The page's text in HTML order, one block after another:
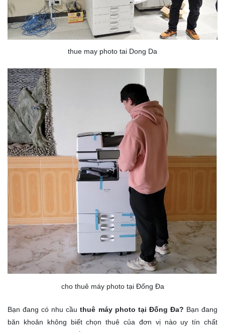
thue may photo tai Dong Da
cho thuê máy photo tại Đống Đa
Bạn đang có nhu cầuthuê máy photo tại Đống Đa? Bạn đang
băn khoăn không biết chọn thuê của đơn vị nào uy tín chất